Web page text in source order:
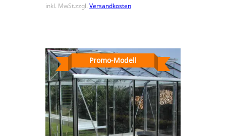
inkl. MwSt.zzgl. Versandkosten
Promo-Modell